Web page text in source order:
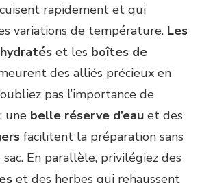
rapidement et qui
variations de température. Les
et les boîtes de
des alliés précieux en
pas l’importance de
une belle réserve d’eau et des
facilitent la préparation sans
En parallèle, privilégiez des
et des herbes qui rehaussent